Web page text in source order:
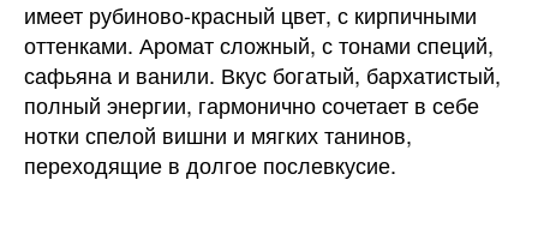
имеет рубиново-красный цвет, с кирпичными
оттенками. Аромат сложный, с тонами специй,
сафьяна и ванили. Вкус богатый, бархатистый,
полный энергии, гармонично сочетает в себе
нотки спелой вишни и мягких танинов,
переходящие в долгое послевкусие.